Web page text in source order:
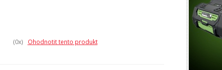
(0x) Ohodnotit tento produkt